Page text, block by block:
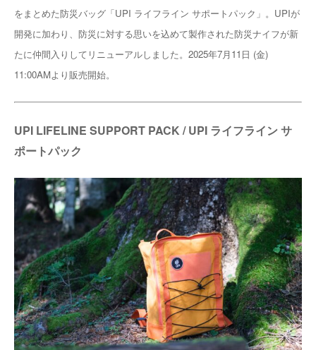
をまとめた防災バッグ「UPI ライフライン サポートパック」。UPIが
開発に加わり、防災に対する思いを込めて製作された防災ナイフが新
たに仲間入りしてリニューアルしました。2025年7月11日 (金)
11:00AMより販売開始。
UPI LIFELINE SUPPORT PACK / UPI ライフライン サ
ポートパック